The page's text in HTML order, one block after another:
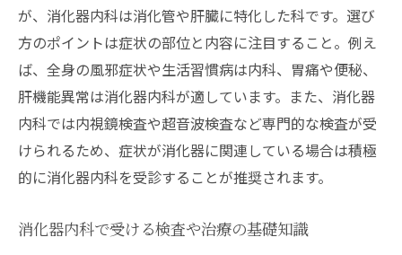
が、消化器内科は消化管や肝臓に特化した科です。選び
方のポイントは症状の部位と内容に注目すること。例え
ば、全身の風邪症状や生活習慣病は内科、胃痛や便秘、
肝機能異常は消化器内科が適しています。また、消化器
内科では内視鏡検査や超音波検査など専門的な検査が受
けられるため、症状が消化器に関連している場合は積極
的に消化器内科を受診することが推奨されます。
消化器内科で受ける検査や治療の基礎知識